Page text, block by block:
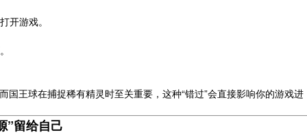
开游戏。
国王球在捕捉稀有精灵时至关重要，这种“错过”会直接影响你的游戏进
”留给自己